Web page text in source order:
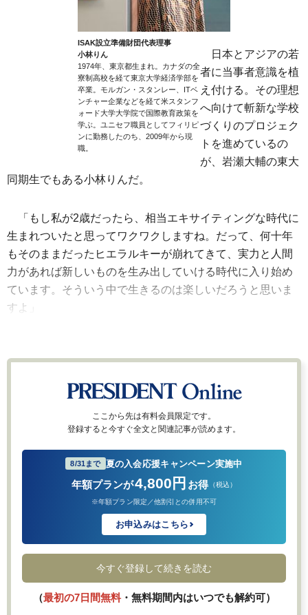
ISAK設立準備財団代表理事
小林りん
1974年、東京都生まれ。カナダの全
寮制高校を経て東京大学経済学部を
卒業。モルガン・スタンレー、ITベ
ンチャー企業などを経て米スタンフ
ォード大学大学院で国際教育政策を
学ぶ。ユニセフ職員としてフィリピ
ンに勤務したのち、2009年から現
職。
日本とアジアの若
者に当事者意識を植
え付ける。その理想
へ向けて斬新な学校
づくりのプロジェク
トを進めているの
が、岩瀬大輔の東大
同期生でもある小林りんだ。
「もし私が2歳だったら、相当エキサイティングな時代に
生まれついたと思ってワクワクしますね。だって、何十年
もそのままだったヒエラルキーが崩れてきて、実力と人間
力があれば新しいものを生み出していける時代に入り始め
ています。そういう中で生きるのは楽しいだろうと思いま
すよ」
ここから先は有料会員限定です。
登録すると今すぐ全文と関連記事が読めます。
8/31まで 夏の入会応援キャンペーン実施中
年額プランが4,800円 お得 （税込）
※年額プラン限定／他割引との併用不可
お申込みはこちら
今すぐ登録して続きを読む
（最初の7日間無料・無料期間内はいつでも解約可）